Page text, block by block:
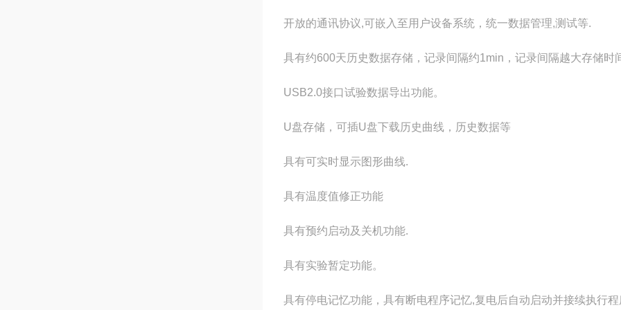
开放的通讯协议,可嵌入至用户设备系统，统一数据管理,测试等.
具有约600天历史数据存储，记录间隔约1min，记录间隔越大存储时
USB2.0接口试验数据导出功能。
U盘存储，可插U盘下载历史曲线，历史数据等
具有可实时显示图形曲线.
具有温度值修正功能
具有预约启动及关机功能.
具有实验暂定功能。
具有停电记忆功能，具有断电程序记忆,复电后自动启动并接续执行程